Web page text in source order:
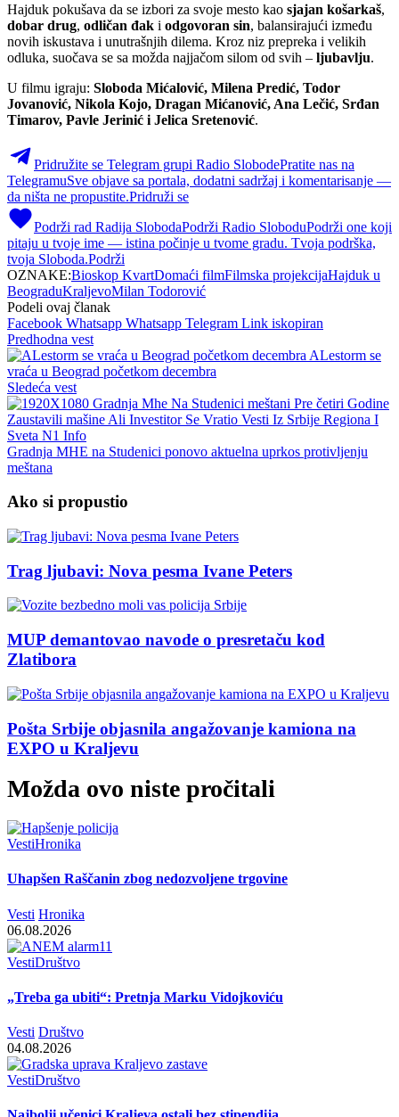
Hajduk pokušava da se izbori za svoje mesto kao sjajan košarkaš,
dobar drug, odličan đak i odgovoran sin, balansirajući između
novih iskustava i unutrašnjih dilema. Kroz niz prepreka i velikih
odluka, suočava se sa možda najjačom silom od svih – ljubavlju.
U filmu igraju: Sloboda Mićalović, Milena Predić, Todor
Jovanović, Nikola Kojo, Dragan Mićanović, Ana Lečić, Srđan
Timarov, Pavle Jerinić i Jelica Sretenović.
Pridružite se Telegram grupi Radio SlobodePratite nas na
TelegramuSve objave sa portala, dodatni sadržaj i komentarisanje —
da ništa ne propustite.Pridruži se
Podrži rad Radija SlobodaPodrži Radio SloboduPodrži one koji
pitaju u tvoje ime — istina počinje u tvome gradu. Tvoja podrška,
tvoja Sloboda.Podrži
OZNAKE:Bioskop KvartDomaći filmFilmska projekcijaHajduk u
BeograduKraljevoMilan Todorović
Podeli ovaj članak
Facebook Whatsapp Whatsapp Telegram Link iskopiran
Predhodna vest
ALestorm se
vraća u Beograd početkom decembra
Sledeća vest
Gradnja MHE na Studenici ponovo aktuelna uprkos protivljenju
meštana
Ako si propustio
Trag ljubavi: Nova pesma Ivane Peters
MUP demantovao navode o presretaču kod
Zlatibora
Pošta Srbije objasnila angažovanje kamiona na
EXPO u Kraljevu
Možda ovo niste pročitali
VestiHronika
Uhapšen Raščanin zbog nedozvoljene trgovine
Vesti Hronika
06.08.2026
VestiDruštvo
„Treba ga ubiti“: Pretnja Marku Vidojkoviću
Vesti Društvo
04.08.2026
VestiDruštvo